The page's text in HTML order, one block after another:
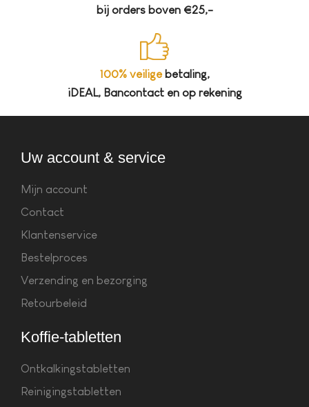
bij orders boven €25,-
100% veiligebetaling,
iDEAL, Bancontact en op rekening
Uw account & service
Mijn account
Contact
Klantenservice
Bestelproces
Verzending en bezorging
Retourbeleid
Koffie-tabletten
Ontkalkingstabletten
Reinigingstabletten